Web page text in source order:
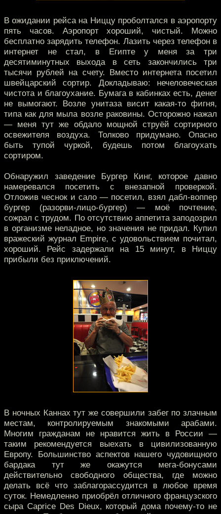
В ожидании рейса на Ниццу проболтался в аэропорту
пять часов. Аэропорт хороший, чистый. Можно
бесплатно зарядить телефон. Лазить через телефон в
интернет не стал, в Египте у меня за три
десятиминутных выхода в сеть закончились три
тысячи рублей на счету. Вместо интернета посетил
швейцарский сортир. Докладываю: нечеловеческая
чистота и благоухание. Бумага в кабинках есть, денег
не вымогают. Возле унитаза висит какая-то фигня,
типа как для мыла возле раковины. Осторожно нажал
— меня тут же обдало мощной струёй сортирного
освежителя воздуха. Толково придумано. Опасно
быть тупой чуркой, будешь потом благоухать
сортиром.
Обнаружил заведение Бургер Кинг, которое давно
намеревался посетить с внезапной проверкой.
Отложив чеснок и сало — посетил, взял дабл-воппер
бургер (разорви-лицо-бургер) — моё почтение,
сожрал с трудом. По отсутствию аппетита заподозрил
в организме неладное, но значения не придал. Купил
вражеский журнал Empire, с удовольствием почитал,
хороший. Рейс задержали на 15 минут, в Ниццу
прибыли без приключений.
В ночных Каннах тут же совершили забег по злачным
местам, контролируемым знакомыми арабами.
Многим гражданам не нравится жить в России —
таким рекомендуется выехать в цивилизованную
Европу. Большинство аспектов нашего чудовищного
бардака тут же окажутся мега-бонусами
действительно свободного общества, где можно
делать всё что заблагорассудится в любое время
суток. Немедленно приобрёл отличного французского
сыра Caprice Des Dieux, который дома почему-то не